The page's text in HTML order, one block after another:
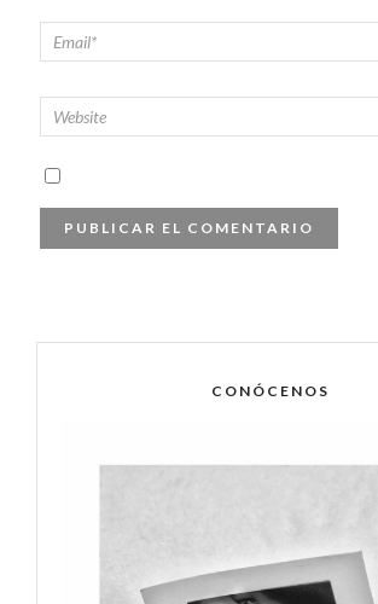
CONÓCENOS